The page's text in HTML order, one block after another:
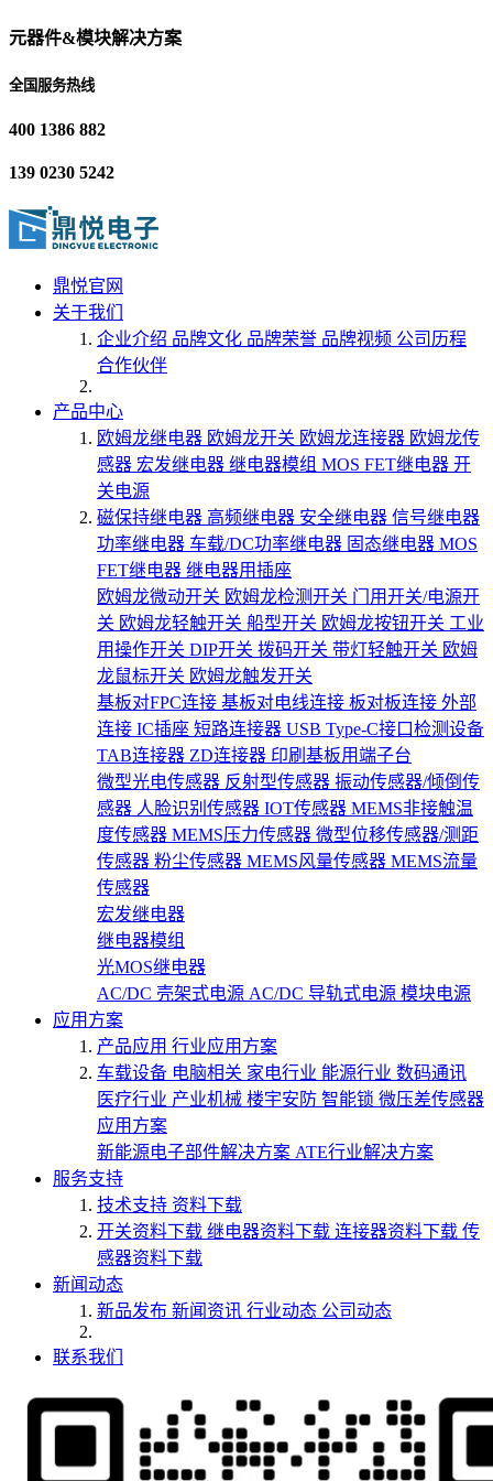
元器件&模块解决方案
全国服务热线
400 1386 882
139 0230 5242
鼎悦官网
关于我们
企业介绍 品牌文化 品牌荣誉 品牌视频 公司历程
合作伙伴
产品中心
欧姆龙继电器 欧姆龙开关 欧姆龙连接器 欧姆龙传
感器 宏发继电器 继电器模组 MOS FET继电器 开
关电源
磁保持继电器 高频继电器 安全继电器 信号继电器
功率继电器 车载/DC功率继电器 固态继电器 MOS
FET继电器 继电器用插座
欧姆龙微动开关 欧姆龙检测开关 门用开关/电源开
关 欧姆龙轻触开关 船型开关 欧姆龙按钮开关 工业
用操作开关 DIP开关 拨码开关 带灯轻触开关 欧姆
龙鼠标开关 欧姆龙触发开关
基板对FPC连接 基板对电线连接 板对板连接 外部
连接 IC插座 短路连接器 USB Type-C接口检测设备
TAB连接器 ZD连接器 印刷基板用端子台
微型光电传感器 反射型传感器 振动传感器/倾倒传
感器 人脸识别传感器 IOT传感器 MEMS非接触温
度传感器 MEMS压力传感器 微型位移传感器/测距
传感器 粉尘传感器 MEMS风量传感器 MEMS流量
传感器
宏发继电器
继电器模组
光MOS继电器
AC/DC 壳架式电源 AC/DC 导轨式电源 模块电源
应用方案
产品应用 行业应用方案
车载设备 电脑相关 家电行业 能源行业 数码通讯
医疗行业 产业机械 楼宇安防 智能锁 微压差传感器
应用方案
新能源电子部件解决方案 ATE行业解决方案
服务支持
技术支持 资料下载
开关资料下载 继电器资料下载 连接器资料下载 传
感器资料下载
新闻动态
新品发布 新闻资讯 行业动态 公司动态
联系我们